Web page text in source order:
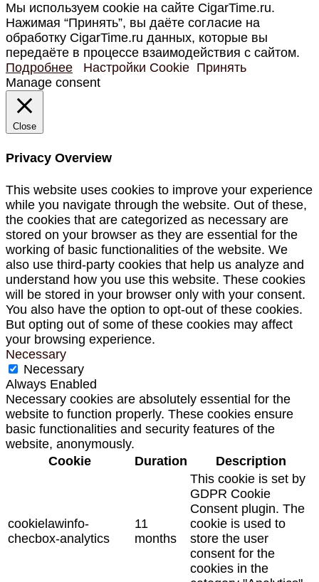
Мы используем cookie на сайте CigarTime.ru.
Нажимая “Принять”, вы даёте согласие на
обработку CigarTime.ru данных, которые вы
передаёте в процессе взаимодействия с сайтом.
Подробнее
Настройки Cookie Принять
Manage consent
Close
Privacy Overview
This website uses cookies to improve your experience
while you navigate through the website. Out of these,
the cookies that are categorized as necessary are
stored on your browser as they are essential for the
working of basic functionalities of the website. We
also use third-party cookies that help us analyze and
understand how you use this website. These cookies
will be stored in your browser only with your consent.
You also have the option to opt-out of these cookies.
But opting out of some of these cookies may affect
your browsing experience.
Necessary
Necessary
Always Enabled
Necessary cookies are absolutely essential for the
website to function properly. These cookies ensure
basic functionalities and security features of the
website, anonymously.
Cookie
Duration Description
cookielawinfo-
checbox-analytics
11
months
This cookie is set by
GDPR Cookie
Consent plugin. The
cookie is used to
store the user
consent for the
cookies in the